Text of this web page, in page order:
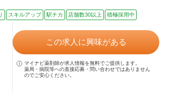
スキルアップ 駅チカ 店舗数30以上 積極採用中
この求人に興味がある
マイナビ薬剤師が求人情報を無料でご提供します。
薬局・病院等への直接応募・問い合わせではありません
のでご安心ください。